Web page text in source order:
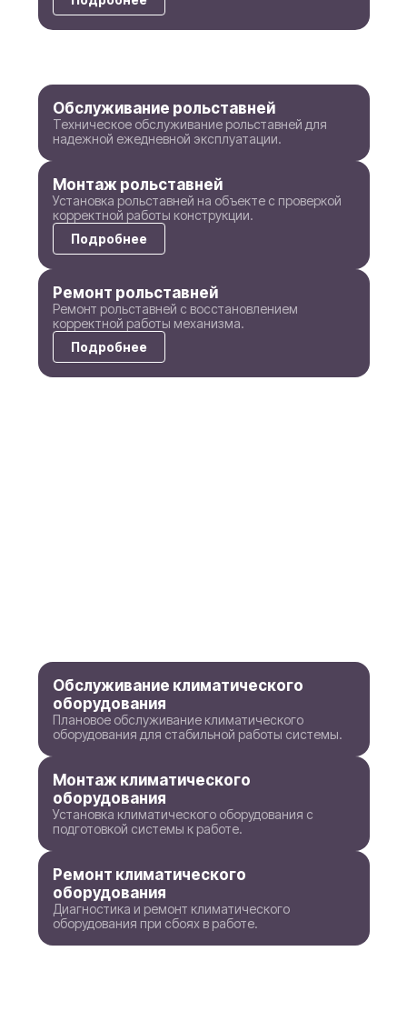
Обслуживание рольставней
Техническое обслуживание рольставней для
надежной ежедневной эксплуатации.
Монтаж рольставней
Установка рольставней на объекте с проверкой
корректной работы конструкции.
Подробнее
Ремонт рольставней
Ремонт рольставней с восстановлением
корректной работы механизма.
Подробнее
Обслуживание климатического
оборудования
Плановое обслуживание климатического
оборудования для стабильной работы системы.
Монтаж климатического
оборудования
Установка климатического оборудования с
подготовкой системы к работе.
Ремонт климатического
оборудования
Диагностика и ремонт климатического
оборудования при сбоях в работе.